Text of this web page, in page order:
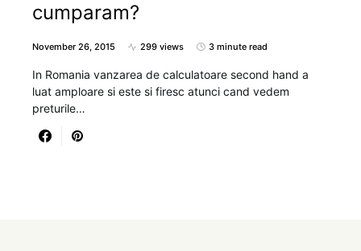
cumparam?
November 26, 2015 299 views 3 minute read
In Romania vanzarea de calculatoare second hand a
luat amploare si este si firesc atunci cand vedem
preturile…